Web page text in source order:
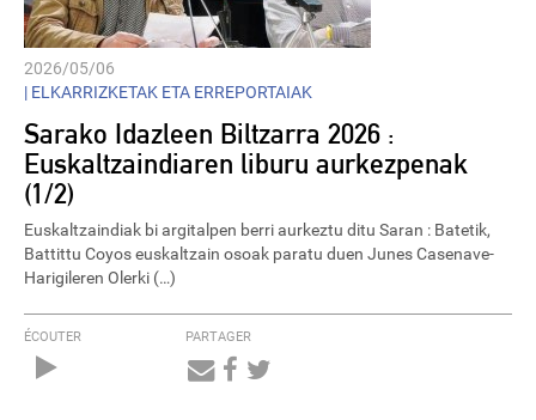
2026/05/06
| ELKARRIZKETAK ETA ERREPORTAIAK
Sarako Idazleen Biltzarra 2026 :
Euskaltzaindiaren liburu aurkezpenak
(1/2)
Euskaltzaindiak bi argitalpen berri aurkeztu ditu Saran : Batetik,
Battittu Coyos euskaltzain osoak paratu duen Junes Casenave-
Harigileren Olerki (…)
ÉCOUTER PARTAGER